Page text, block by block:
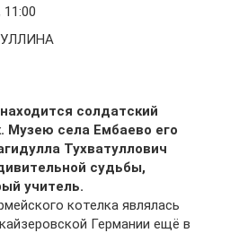
солдатский
Музею села Ембаево его
Тухватуллович
судьбы,
учитель.
котелка являлась
Германии ещё в